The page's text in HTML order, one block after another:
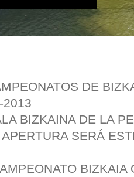
DE
2013
BIZKAINA DE LA
APERTURA SERÁ
BIZKAIA